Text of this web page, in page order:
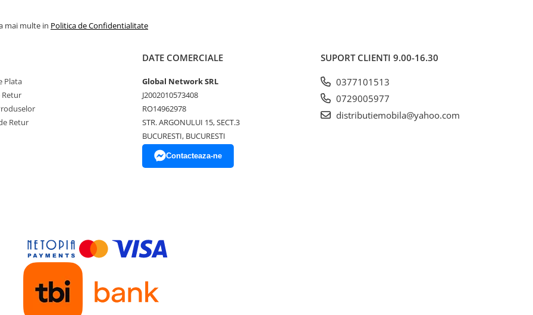
mai multe in Politica de Confidentialitate
Plata
Retur
Retur
DATE COMERCIALE
Global Network SRL
J2002010573408
RO14962978
STR. ARGONULUI 15, SECT.3
BUCURESTI, BUCURESTI
Contacteaza-ne
SUPORT CLIENTI 9.00-16.30
0377101513
0729005977
distributiemobila@yahoo.com